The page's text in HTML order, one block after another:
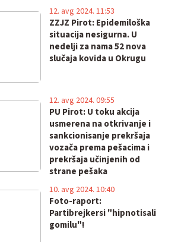
freskopisac Časlav Colić!
ZZJZ Pirot: Epidemiloška
situacija nesigurna. U
nedelji za nama 52 nova
slučaja kovida u Okrugu
12. avg 2024. 11:53
PU Pirot: U toku akcija
usmerena na otkrivanje i
sankcionisanje prekršaja
vozača prema pešacima i
prekršaja učinjenih od
strane pešaka
12. avg 2024. 09:55
Foto-raport:
Partibrejkersi "hipnotisali
gomilu"!
10. avg 2024. 10:40